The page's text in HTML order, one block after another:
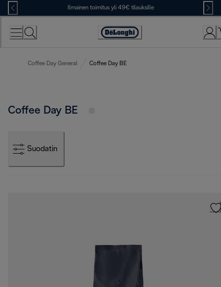
Skip
to
Content
Ilmainen toimitus yli 49€ tilauksille
Accessibility
Coffee Day General Coffee Day BE
Coffee Day BE
Suodatin